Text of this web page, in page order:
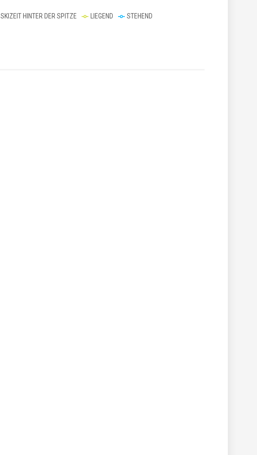
SKIZEIT HINTER DER SPITZE LIEGEND STEHEND